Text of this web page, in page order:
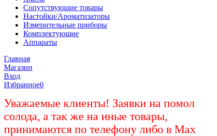
Сопутствующие товары
Настойки/Ароматизаторы
Измерительные приборы
Комплектующие
Аппараты
Главная
Магазин
Вход
Избранное0
Уважаемые клиенты! Заявки на помол
солода, а так же на иные товары,
принимаются по телефону либо в Max